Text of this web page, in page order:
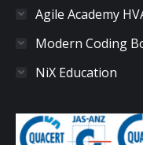
Agile Academy
Modern Coding
NiX Education